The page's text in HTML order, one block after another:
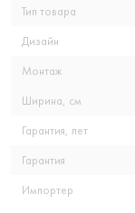
Тип товара
Дизайн
Монтаж
Ширина, см
Гарантия, лет
Гарантия
Импортер